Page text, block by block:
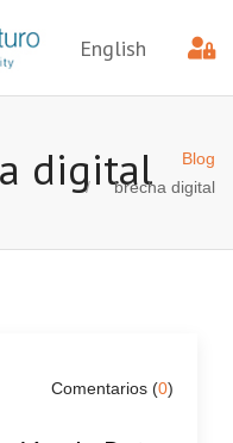
English
digital
Blog
brecha digital
Comentarios (0)